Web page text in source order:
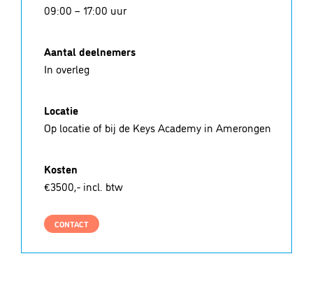
09:00 – 17:00 uur
Aantal deelnemers
In overleg
Locatie
Op locatie of bij de Keys Academy in Amerongen
Kosten
€3500,- incl. btw
CONTACT